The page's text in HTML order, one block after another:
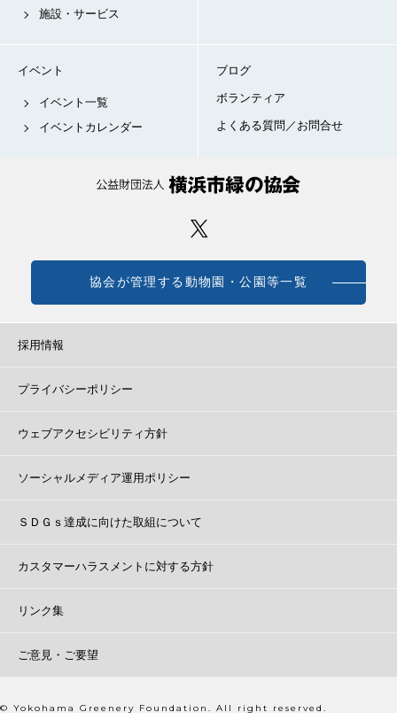
施設・サービス
イベント
イベント一覧
イベントカレンダー
ブログ
ボランティア
よくある質問／お問合せ
協会が管理する動物園・公園等一覧
採用情報
プライバシーポリシー
ウェブアクセシビリティ方針
ソーシャルメディア運用ポリシー
ＳＤＧｓ達成に向けた取組について
カスタマーハラスメントに対する方針
リンク集
ご意見・ご要望
© Yokohama Greenery Foundation. All right reserved.